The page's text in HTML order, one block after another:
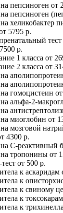
пепсиноген от
пепсиноген
хеликобактер
5795 р.
р.
1 класса от
2 класса от
гомоцистеин от
альфа-2-
миоглобин от
мозговой
4300 р.
C-реактивный
тропонины от
от 500 р.
к аскаридам
к
к свиному
к токсокарам
к